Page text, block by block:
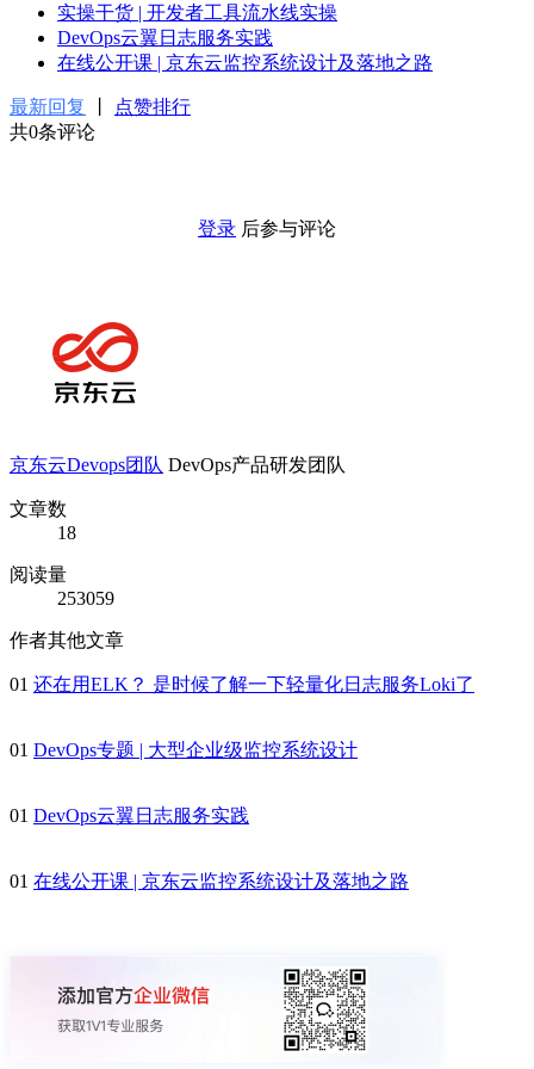
实操干货 | 开发者工具流水线实操
DevOps云翼日志服务实践
在线公开课 | 京东云监控系统设计及落地之路
最新回复
点赞排行
共0条评论
登录 后参与评论
京东云Devops团队 DevOps产品研发团队
文章数
18
阅读量
253059
作者其他文章
01 还在用ELK？ 是时候了解一下轻量化日志服务Loki了
01 DevOps专题 | 大型企业级监控系统设计
01 DevOps云翼日志服务实践
01 在线公开课 | 京东云监控系统设计及落地之路